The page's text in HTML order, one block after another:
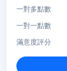
一對多點數
一對一點數
滿意度評分